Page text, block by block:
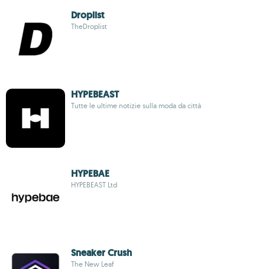
Droplist
TheDroplist
HYPEBEAST
Tutte le ultime notizie sulla moda da città
HYPEBAE
HYPEBEAST Ltd
Sneaker Crush
The New Leaf